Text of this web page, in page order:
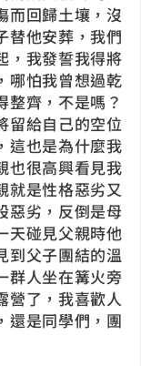
而回歸土壤，沒
替他安葬，我們
，我發誓我得將
哪怕我曾想過乾
整齊，不是嗎？
留給自己的空位
這也是為什麼我
也很高興看見我
就是性格惡劣又
惡劣，反倒是母
天碰見父親時他
到父子團結的溫
群人坐在篝火旁
營了，我喜歡人
還是同學們，團